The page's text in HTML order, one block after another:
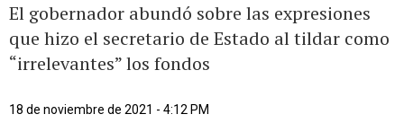
El gobernador abundó sobre las expresiones
que hizo el secretario de Estado al tildar como
“irrelevantes” los fondos
18 de noviembre de 2021 - 4:12 PM